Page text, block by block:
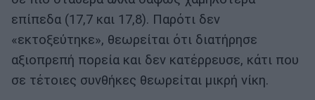
επίπεδα (17,7 και 17,8). Παρότι δεν
«εκτοξεύτηκε», θεωρείται ότι διατήρησε
αξιοπρεπή πορεία και δεν κατέρρευσε, κάτι που
σε τέτοιες συνθήκες θεωρείται μικρή νίκη.